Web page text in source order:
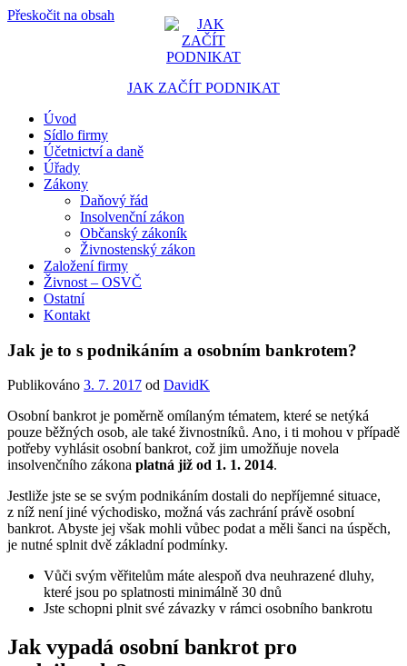
Přeskočit na obsah
JAK ZAČÍT PODNIKAT
Portál pro podnikatele
Úvod
Sídlo firmy
Účetnictví a daně
Úřady
Zákony
Daňový řád
Insolvenční zákon
Občanský zákoník
Živnostenský zákon
Založení firmy
Živnost – OSVČ
Ostatní
Kontakt
Jak je to s podnikáním a osobním bankrotem?
Publikováno 3. 7. 2017 od DavidK
Osobní bankrot je poměrně omílaným tématem, které se netýká
pouze běžných osob, ale také živnostníků. Ano, i ti mohou v případě
potřeby vyhlásit osobní bankrot, což jim umožňuje novela
insolvenčního zákona platná již od 1. 1. 2014.
Jestliže jste se se svým podnikáním dostali do nepříjemné situace,
z níž není jiné východisko, možná vás zachrání právě osobní
bankrot. Abyste jej však mohli vůbec podat a měli šanci na úspěch,
je nutné splnit dvě základní podmínky.
Vůči svým věřitelům máte alespoň dva neuhrazené dluhy,
které jsou po splatnosti minimálně 30 dnů
Jste schopni plnit své závazky v rámci osobního bankrotu
Jak vypadá osobní bankrot pro